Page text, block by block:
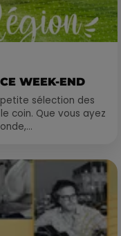
WEEK-END
sélection des
coin. Que vous ayez